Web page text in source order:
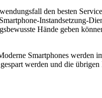
den besten
Instandsetzung-
Hände geben
Smartphones werden
werden und die